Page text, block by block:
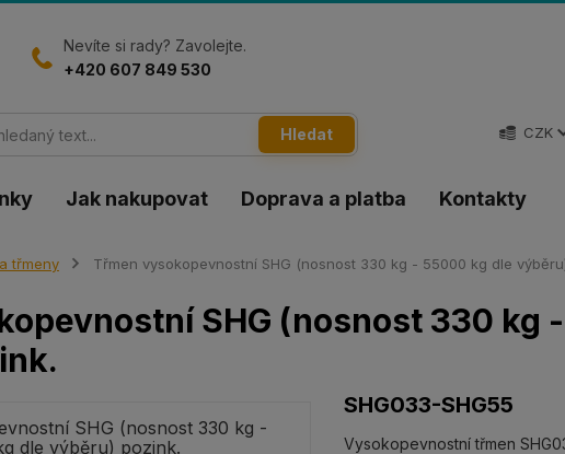
Jak nakupovat Doprava a platba Kontakty
CZK
Hledat
Nevíte si rady? Zavolejte.
+420 607 849 530
třmeny Třmen vysokopevnostní SHG (nosnost 330 kg - 55000 kg dle
SHG (nosnost 330 kg
SHG033-SHG55
Vysokopevnostní třmen